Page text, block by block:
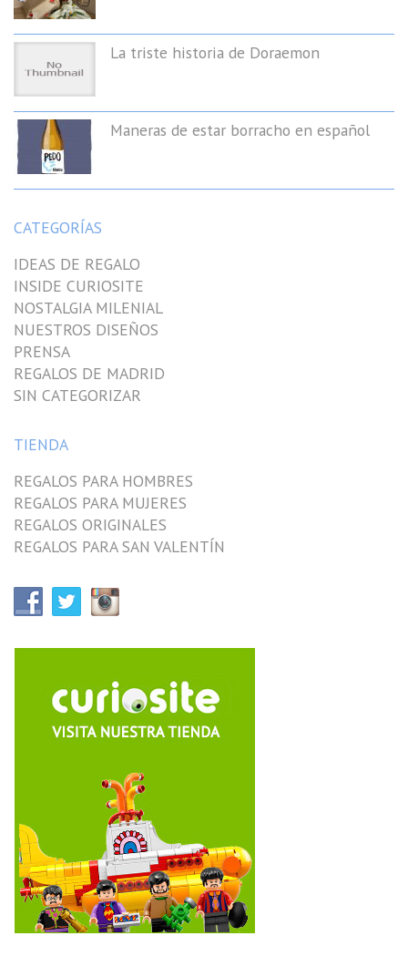
La triste historia de Doraemon
Maneras de estar borracho en español
CATEGORÍAS
IDEAS DE REGALO
INSIDE CURIOSITE
NOSTALGIA MILENIAL
NUESTROS DISEÑOS
PRENSA
REGALOS DE MADRID
SIN CATEGORIZAR
TIENDA
REGALOS PARA HOMBRES
REGALOS PARA MUJERES
REGALOS ORIGINALES
REGALOS PARA SAN VALENTÍN